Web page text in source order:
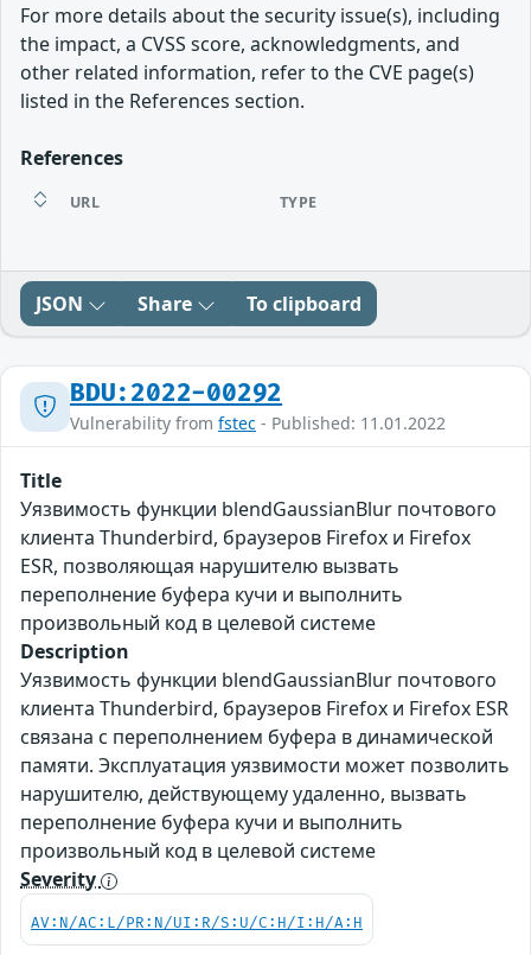
For more details about the security issue(s), including
the impact, a CVSS score, acknowledgments, and
other related information, refer to the CVE page(s)
listed in the References section.
References
URL TYPE
JSON Share To clipboard
BDU:2022-00292
Vulnerability from fstec - Published: 11.01.2022
Title
Уязвимость функции blendGaussianBlur почтового
клиента Thunderbird, браузеров Firefox и Firefox
ESR, позволяющая нарушителю вызвать
переполнение буфера кучи и выполнить
произвольный код в целевой системе
Description
Уязвимость функции blendGaussianBlur почтового
клиента Thunderbird, браузеров Firefox и Firefox ESR
связана с переполнением буфера в динамической
памяти. Эксплуатация уязвимости может позволить
нарушителю, действующему удаленно, вызвать
переполнение буфера кучи и выполнить
произвольный код в целевой системе
Severity
AV:N/AC:L/PR:N/UI:R/S:U/C:H/I:H/A:H